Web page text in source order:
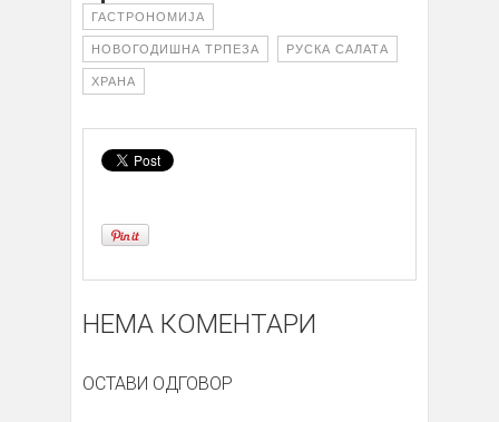
ГАСТРОНОМИЈА
НОВОГОДИШНА ТРПЕЗА РУСКА САЛАТА
ХРАНА
НЕМА КОМЕНТАРИ
ОСТАВИ ОДГОВОР